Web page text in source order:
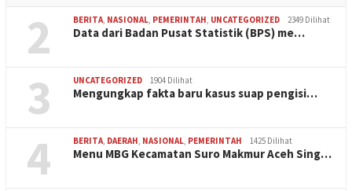
2 BERITA NASIONAL PEMERINTAH UNCATEGORIZED 2349 Dilihat
Data dari Badan Pusat Statistik (BPS) me…
3 UNCATEGORIZED 1904 Dilihat
Mengungkap fakta baru kasus suap pengisi…
4 BERITA DAERAH NASIONAL PEMERINTAH 1425 Dilihat
Menu MBG Kecamatan Suro Makmur Aceh Sing…